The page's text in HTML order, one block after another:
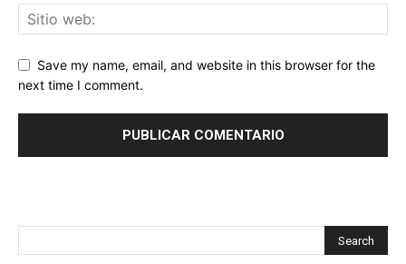
Save my name, email, and website in this browser for the
next time I comment.